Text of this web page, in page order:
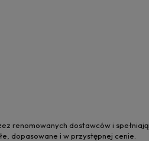
renomowanych dostawców i spełniają
dopasowane i w przystępnej cenie.